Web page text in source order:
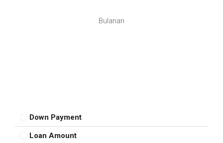
Bulanan
Down Payment
Loan Amount